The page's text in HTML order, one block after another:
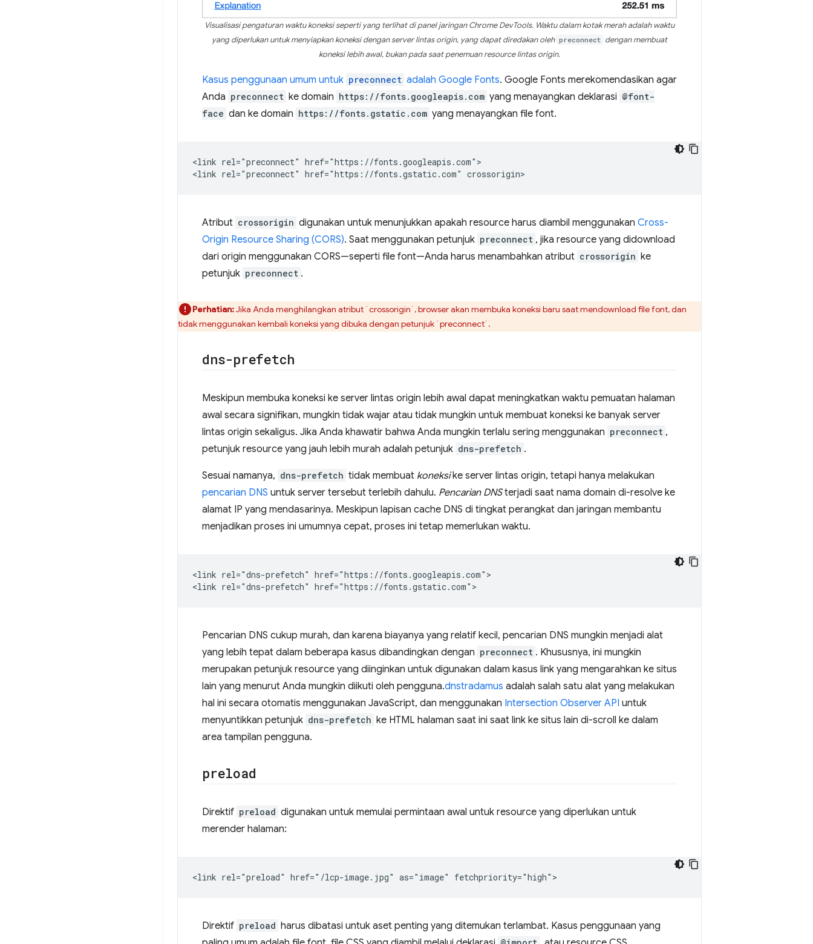
Visualisasi pengaturan waktu koneksi seperti yang terlihat di panel jaringan Chrome DevTools. Waktu dalam kotak merah adalah waktu
yang diperlukan untuk menyiapkan koneksi dengan server lintas origin, yang dapat diredakan oleh preconnect dengan membuat
koneksi lebih awal, bukan pada saat penemuan resource lintas origin.
Kasus penggunaan umum untuk preconnect adalah Google Fonts. Google Fonts merekomendasikan agar
Anda preconnect ke domain https://fonts.googleapis.com yang menayangkan deklarasi @font-
face dan ke domain https://fonts.gstatic.com yang menayangkan file font.
<link rel="preconnect" href="https://fonts.googleapis.com">
Atribut crossorigin digunakan untuk menunjukkan apakah resource harus diambil menggunakan Cross-
Origin Resource Sharing (CORS). Saat menggunakan petunjuk preconnect , jika resource yang didownload
dari origin menggunakan CORS—seperti file font—Anda harus menambahkan atribut crossorigin ke
petunjuk preconnect .
Perhatian:Jika Anda menghilangkan atribut `crossorigin`, browser akan membuka koneksi baru saat mendownload file font, dan
tidak menggunakan kembali koneksi yang dibuka dengan petunjuk `preconnect`.
dns-prefetch
Meskipun membuka koneksi ke server lintas origin lebih awal dapat meningkatkan waktu pemuatan halaman
awal secara signifikan, mungkin tidak wajar atau tidak mungkin untuk membuat koneksi ke banyak server
lintas origin sekaligus. Jika Anda khawatir bahwa Anda mungkin terlalu sering menggunakan preconnect ,
petunjuk resource yang jauh lebih murah adalah petunjuk dns-prefetch .
Sesuai namanya, dns-prefetch tidak membuat koneksike server lintas origin, tetapi hanya melakukan
pencarian DNS untuk server tersebut terlebih dahulu. Pencarian DNSterjadi saat nama domain di-resolve ke
alamat IP yang mendasarinya. Meskipun lapisan cache DNS di tingkat perangkat dan jaringan membantu
menjadikan proses ini umumnya cepat, proses ini tetap memerlukan waktu.
<link rel="dns-prefetch" href="https://fonts.googleapis.com">
Pencarian DNS cukup murah, dan karena biayanya yang relatif kecil, pencarian DNS mungkin menjadi alat
yang lebih tepat dalam beberapa kasus dibandingkan dengan preconnect . Khususnya, ini mungkin
merupakan petunjuk resource yang diinginkan untuk digunakan dalam kasus link yang mengarahkan ke situs
lain yang menurut Anda mungkin diikuti oleh pengguna.dnstradamus adalah salah satu alat yang melakukan
hal ini secara otomatis menggunakan JavaScript, dan menggunakan Intersection Observer API untuk
menyuntikkan petunjuk dns-prefetch ke HTML halaman saat ini saat link ke situs lain di-scroll ke dalam
area tampilan pengguna.
preload
Direktif preload digunakan untuk memulai permintaan awal untuk resource yang diperlukan untuk
merender halaman:
Direktif preload harus dibatasi untuk aset penting yang ditemukan terlambat. Kasus penggunaan yang